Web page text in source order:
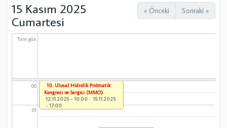
« Önceki Sonraki »
15 Kasım 2025
Cumartesi
Tüm gün
00
01
10. Ulusal Hidrolik Pnömatik
Kongresi ve Sergisi (MMO)
12.11.2025 - 10:00 -15.11.2025
- 17:00